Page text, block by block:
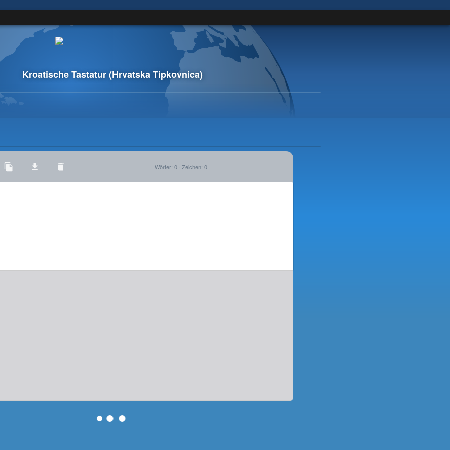
Kroatische Tastatur(Hrvatska Tipkovnica)
Wörter: 0 · Zeichen: 0